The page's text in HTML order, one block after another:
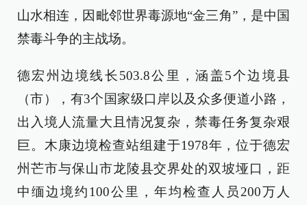
山水相连，因毗邻世界毒源地“金三角”，是中国
禁毒斗争的主战场。
德宏州边境线长503.8公里，涵盖5个边境县
（市），有3个国家级口岸以及众多便道小路，
出入境人流量大且情况复杂，禁毒任务复杂艰
巨。木康边境检查站组建于1978年，位于德宏
州芒市与保山市龙陵县交界处的双坡垭口，距
中缅边境约100公里，年均检查人员200万人